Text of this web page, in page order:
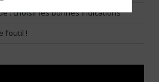
: choisir les bonnes indications
!